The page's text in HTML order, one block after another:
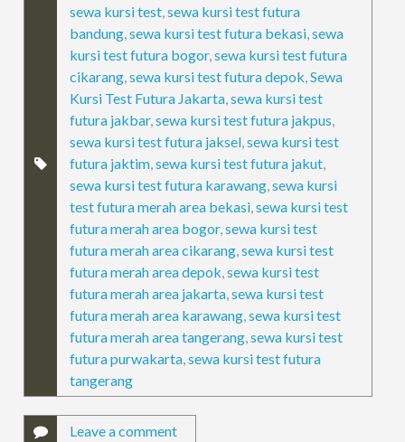
sewa kursi test,sewa kursi test futura
bandung,sewa kursi test futura bekasi,sewa
kursi test futura bogor,sewa kursi test futura
cikarang,sewa kursi test futura depok,Sewa
Kursi Test Futura Jakarta,sewa kursi test
futura jakbar,sewa kursi test futura jakpus,
sewa kursi test futura jaksel,sewa kursi test
futura jaktim,sewa kursi test futura jakut,
sewa kursi test futura karawang,sewa kursi
test futura merah area bekasi,sewa kursi test
futura merah area bogor,sewa kursi test
futura merah area cikarang,sewa kursi test
futura merah area depok,sewa kursi test
futura merah area jakarta,sewa kursi test
futura merah area karawang,sewa kursi test
futura merah area tangerang,sewa kursi test
futura purwakarta,sewa kursi test futura
tangerang
Leave a comment